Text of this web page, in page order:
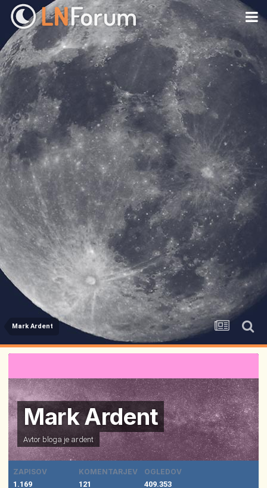
Mark Ardent
Mark Ardent
Avtor bloga je ardent
ZAPISOV
1.169
KOMENTARJEV
121
OGLEDOV
409.353